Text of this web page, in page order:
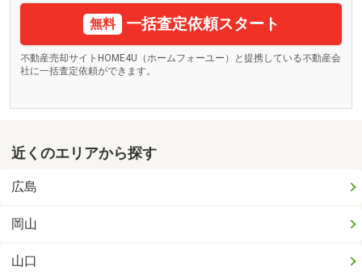
無料 一括査定依頼スタート
不動産売却サイトHOME4U（ホームフォーユー）と提携している不動産会
社に一括査定依頼ができます。
近くのエリアから探す
広島
岡山
山口